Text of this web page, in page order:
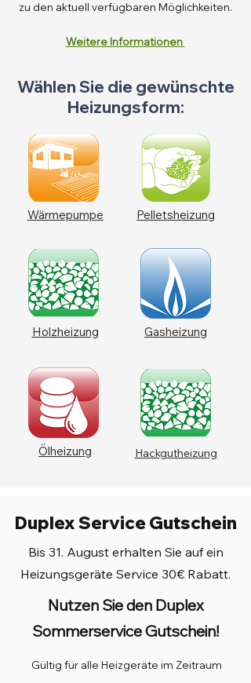
zu den aktuell verfügbaren Möglichkeiten.
Weitere Informationen
Wählen Sie die gewünschte
Heizungsform:
Pelletsheizung
Wärmepumpe
Gasheizung
Holzheizung
Hackgutheizung
Ölheizung
Duplex Service Gutschein
Bis 31. August erhalten Sie auf ein
Heizungsgeräte Service 30€ Rabatt.
Nutzen Sie den Duplex
Sommerservice Gutschein!
Gültig für alle Heizgeräte im Zeitraum